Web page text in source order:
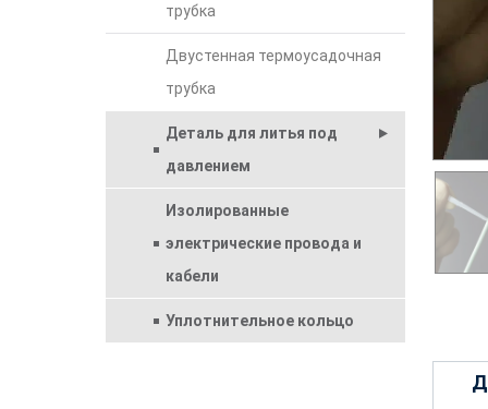
трубка
Двустенная термоусадочная
трубка
Деталь для литья под
давлением
Изолированные
электрические провода и
кабели
Уплотнительное кольцо